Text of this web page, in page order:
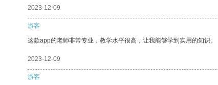
2023-12-09
游客
这款app的老师非常专业，教学水平很高，让我能够学到实用的知识。
2023-12-09
游客